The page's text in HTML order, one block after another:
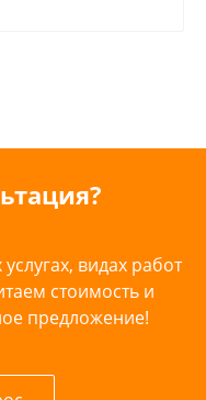
видах работ
стоимость и
предложение!